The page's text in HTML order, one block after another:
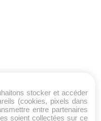
stocker et accéder
(cookies, pixels dans
entre partenaires
soient collectées sur ce